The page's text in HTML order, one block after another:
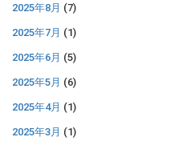
2025年8月 (7)
2025年7月 (1)
2025年6月 (5)
2025年5月 (6)
2025年4月 (1)
2025年3月 (1)